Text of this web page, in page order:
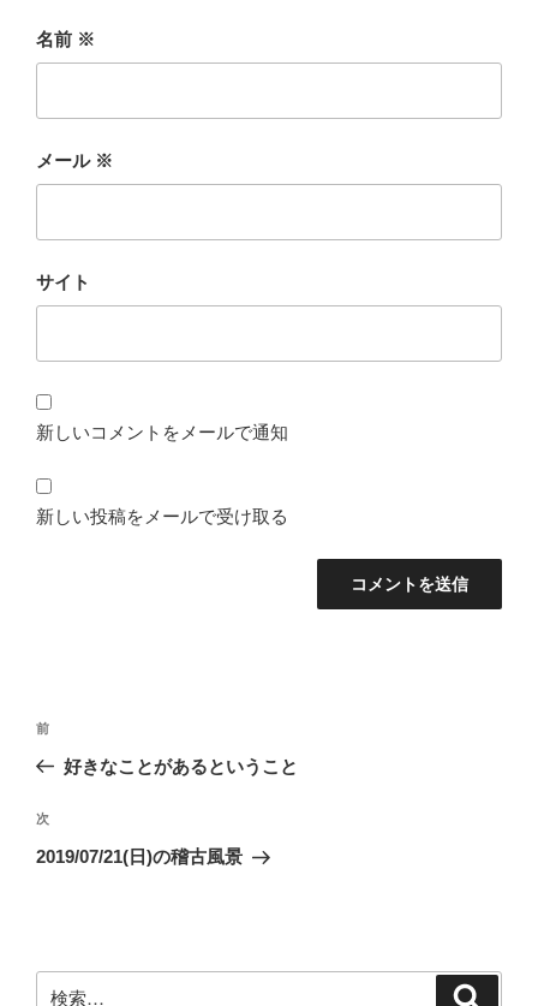
名前 ※
メール ※
サイト
新しいコメントをメールで通知
新しい投稿をメールで受け取る
投
ビ
ゲ
ン
前
の
稿
前
好きなことがあるということ
次
の
次
2019/07/21(日)の稽古風景